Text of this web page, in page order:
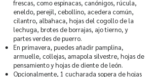
frescas, como espinacas, canónigos, rúcula,
eneldo, perejil, cebollino, acedera común,
cilantro, albahaca, hojas del cogollo de la
lechuga, brotes de borrajas, ajo tierno, y
partes verdes de puerro.
En primavera, puedes añadir pamplina,
armuelle, collejas, amapola silvestre, hojas de
pensamiento y hojas de diente de león.
Opcionalmente, 1 cucharada sopera de hojas